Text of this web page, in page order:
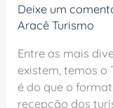
Deixe um
Aracê Turismo
Entre as mais
existem, temos o
é do que o
recepção dos